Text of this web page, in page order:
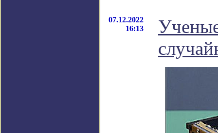
07.12.2022
16:13